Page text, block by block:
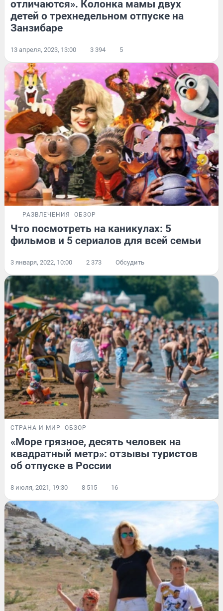
отличаются». Колонка мамы двух
детей о трехнедельном отпуске на
Занзибаре
13 апреля, 2023, 13:00 3 394 5
РАЗВЛЕЧЕНИЯ ОБЗОР
Что посмотреть на каникулах: 5
фильмов и 5 сериалов для всей семьи
3 января, 2022, 10:00 2 373 Обсудить
СТРАНА И МИР ОБЗОР
«Море грязное, десять человек на
квадратный метр»: отзывы туристов
об отпуске в России
8 июля, 2021, 19:30 8 515 16